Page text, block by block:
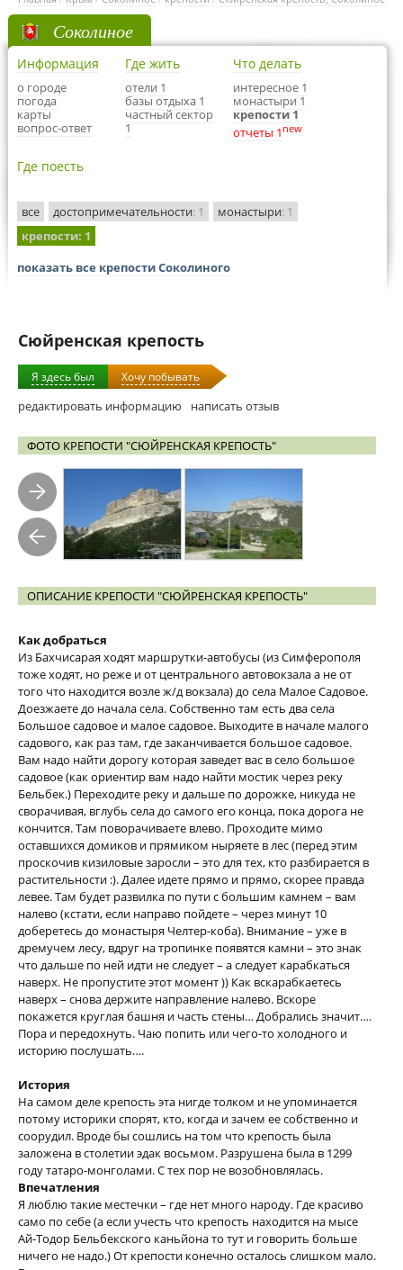
Соколиное
Информация
о городе
погода
карты
вопрос-ответ
Где жить
отели 1
базы отдыха 1
частный сектор
1
Что делать
интересное 1
монастыри 1
крепости 1
отчеты 1 new
Где поесть
все достопримечательности: 1 монастыри: 1
крепости: 1
показать все крепости Соколиного
Сюйренская крепость
Я здесь был Хочу побывать
редактировать информацию написать отзыв
ФОТО КРЕПОСТИ "СЮЙРЕНСКАЯ КРЕПОСТЬ"
ОПИСАНИЕ КРЕПОСТИ "СЮЙРЕНСКАЯ КРЕПОСТЬ"
Как добраться
Из Бахчисарая ходят маршрутки-автобусы (из Симферополя
тоже ходят, но реже и от центрального автовокзала а не от
того что находится возле ж/д вокзала) до села Малое Садовое.
Доезжаете до начала села. Собственно там есть два села
Большое садовое и малое садовое. Выходите в начале малого
садового, как раз там, где заканчивается большое садовое.
Вам надо найти дорогу которая заведет вас в село большое
садовое (как ориентир вам надо найти мостик через реку
Бельбек.) Переходите реку и дальше по дорожке, никуда не
сворачивая, вглубь села до самого его конца, пока дорога не
кончится. Там поворачиваете влево. Проходите мимо
оставшихся домиков и прямиком ныряете в лес (перед этим
проскочив кизиловые заросли – это для тех, кто разбирается в
растительности :). Далее идете прямо и прямо, скорее правда
левее. Там будет развилка по пути с большим камнем – вам
налево (кстати, если направо пойдете – через минут 10
доберетесь до монастыря Челтер-коба). Внимание – уже в
дремучем лесу, вдруг на тропинке появятся камни – это знак
что дальше по ней идти не следует – а следует карабкаться
наверх. Не пропустите этот момент )) Как вскарабкаетесь
наверх – снова держите направление налево. Вскоре
покажется круглая башня и часть стены… Добрались значит….
Пора и передохнуть. Чаю попить или чего-то холодного и
историю послушать….
История
На самом деле крепость эта нигде толком и не упоминается
потому историки спорят, кто, когда и зачем ее собственно и
соорудил. Вроде бы сошлись на том что крепость была
заложена в столетии эдак восьмом. Разрушена была в 1299
году татаро-монголами. С тех пор не возобновлялась.
Впечатления
Я люблю такие местечки – где нет много народу. Где красиво
само по себе (а если учесть что крепость находится на мысе
Ай-Тодор Бельбекского каньйона то тут и говорить больше
ничего не надо.) От крепости конечно осталось слишком мало.